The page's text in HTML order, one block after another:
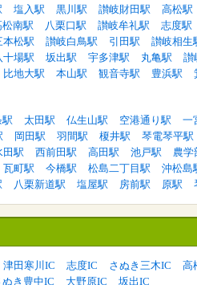
塩入駅 黒川駅 讃岐財田駅 高松駅
南駅 八栗口駅 讃岐牟礼駅 志度駅
本松駅 讃岐白鳥駅 引田駅 讃岐相生
十場駅 坂出駅 宇多津駅 丸亀駅 讃
比地大駅 本山駅 観音寺駅 豊浜駅
駅 太田駅 仏生山駅 空港通り駅 一
岡田駅 羽間駅 榎井駅 琴電琴平駅
田駅 西前田駅 高田駅 池戸駅 農学
瓦町駅 今橋駅 松島二丁目駅 沖松島
八栗新道駅 塩屋駅 房前駅 原駅
津田寒川IC 志度IC さぬき三木IC 高
ぬき豊中IC 大野原IC 坂出IC